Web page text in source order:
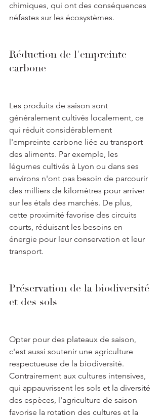
chimiques, qui ont des conséquences
néfastes sur les écosystèmes.
Réduction de l'empreinte
carbone
Les produits de saison sont
généralement cultivés localement, ce
qui réduit considérablement
l'empreinte carbone liée au transport
des aliments. Par exemple, les
légumes cultivés à Lyon ou dans ses
environs n'ont pas besoin de parcourir
des milliers de kilomètres pour arriver
sur les étals des marchés. De plus,
cette proximité favorise des circuits
courts, réduisant les besoins en
énergie pour leur conservation et leur
transport.
Préservation de la biodiversité
et des sols
Opter pour des plateaux de saison,
c'est aussi soutenir une agriculture
respectueuse de la biodiversité.
Contrairement aux cultures intensives,
qui appauvrissent les sols et la diversité
des espèces, l'agriculture de saison
favorise la rotation des cultures et la